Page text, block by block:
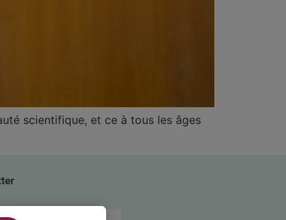
scientifique, et ce à tous les âges